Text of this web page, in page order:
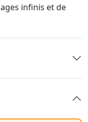
infinis et de